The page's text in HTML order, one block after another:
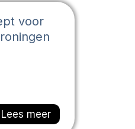
voor
Lees meer